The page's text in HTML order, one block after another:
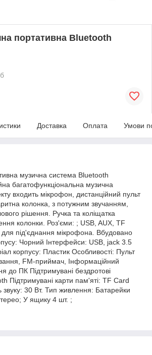
портативна Bluetooth
Доставка Оплата Умови
музична система Bluetooth
багатофункціональна музична
входить мікрофон, дистанційний пульт
колонка, з потужним звучанням,
рішення. Ручка та коліщатка
колонки. Роз'єми: ; USB, AUX, TF
для під'єднання мікрофона. Вбудовано
Чорний Інтерфейси: USB, jack 3.5
корпусу: Пластик Особливості: Пульт
FM-приймач, Інформаційний
до ПК Підтримувані бездротові
Підтримувані карти пам'яті: TF Card
звуку: 30 Вт. Тип живлення: Батарейки
У ящику 4 шт. ;